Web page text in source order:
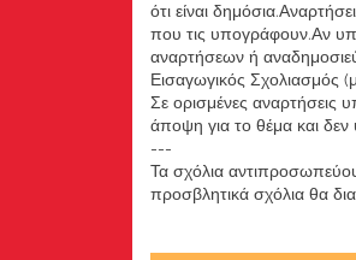
ότι είναι
που τις υπογράφουν.Αν
αναρτήσεων ή
Εισαγωγικός Σχολιασμός
Σε ορισμένες αναρτήσεις
άποψη για το θέμα και δεν
---
Τα σχόλια
προσβλητικά σχόλια θα